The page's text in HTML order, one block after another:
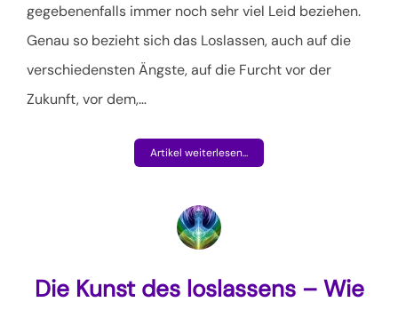
gegebenenfalls immer noch sehr viel Leid beziehen.
Genau so bezieht sich das Loslassen, auch auf die
verschiedensten Ängste, auf die Furcht vor der
Zukunft, vor dem,…
Artikel weiterlesen...
Die Kunst des loslassens – Wie